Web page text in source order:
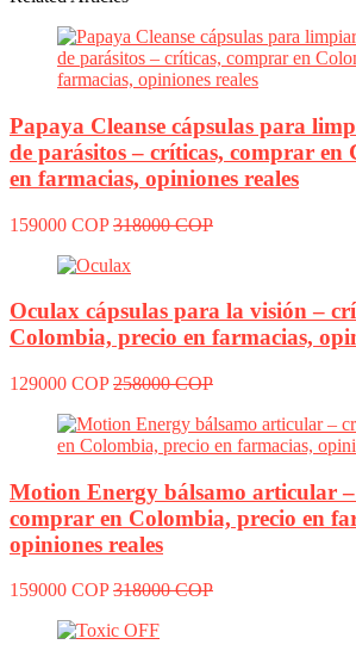
Papaya Cleanse cápsulas para
de parásitos – críticas, comprar en
en farmacias, opiniones reales
159000 COP 318000 COP
Oculax cápsulas para la visión –
Colombia, precio en farmacias,
129000 COP 258000 COP
Motion Energy bálsamo articular
comprar en Colombia, precio en
opiniones reales
159000 COP 318000 COP